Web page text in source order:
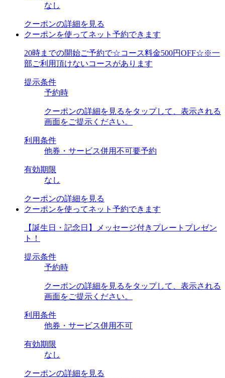
なし
クーポンの詳細を見る
クーポンを使ってネット予約できます
20時までの開始ご予約で☆コース料金500円OFF☆※一
部ご利用頂けないコースがあります
提示条件
予約時
クーポンの詳細を見るをタップして、表示される
画面をご提示ください。
利用条件
他券・サービス併用不可要予約
有効期限
なし
クーポンの詳細を見る
クーポンを使ってネット予約できます
【誕生日・記念日】メッセージ付きプレートプレゼン
ト！
提示条件
予約時
クーポンの詳細を見るをタップして、表示される
画面をご提示ください。
利用条件
他券・サービス併用不可
有効期限
なし
クーポンの詳細を見る